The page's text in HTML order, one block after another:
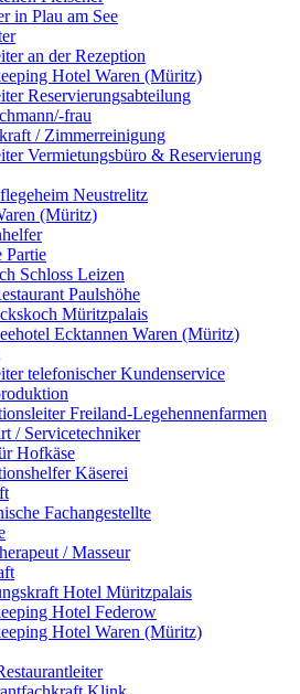
in Plau am See
an der Rezeption
Hotel Waren (Müritz)
Reservierungsabteilung
frau
/ Zimmerreinigung
Vermietungsbüro & Reservierung
Neustrelitz
(Müritz)
Partie
Schloss Leizen
Paulshöhe
Müritzpalais
Ecktannen Waren (Müritz)
telefonischer Kundenservice
Freiland-Legehennenfarmen
/ Servicetechniker
Hofkäse
Käserei
Fachangestellte
/ Masseur
Hotel Müritzpalais
Hotel Federow
Hotel Waren (Müritz)